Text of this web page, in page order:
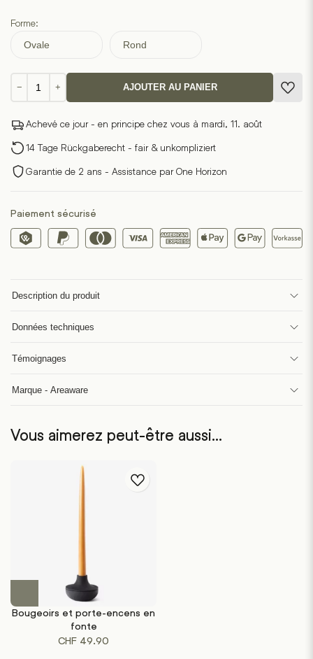
CHF
à
Forme:
Ovale Rond
−
de
en
+ AJOUTER AU PANIER
Achevé ce jour - en principe chez vous à mardi, 11. août
14 Tage Rückgaberecht - fair & unkompliziert
Garantie de 2 ans - Assistance par One Horizon
Paiement sécurisé
Description du produit
Données techniques
Témoignages
Marque - Areaware
Vous aimerez peut-être aussi…
Bougeoirs et porte-encens en
fonte
CHF 49.90